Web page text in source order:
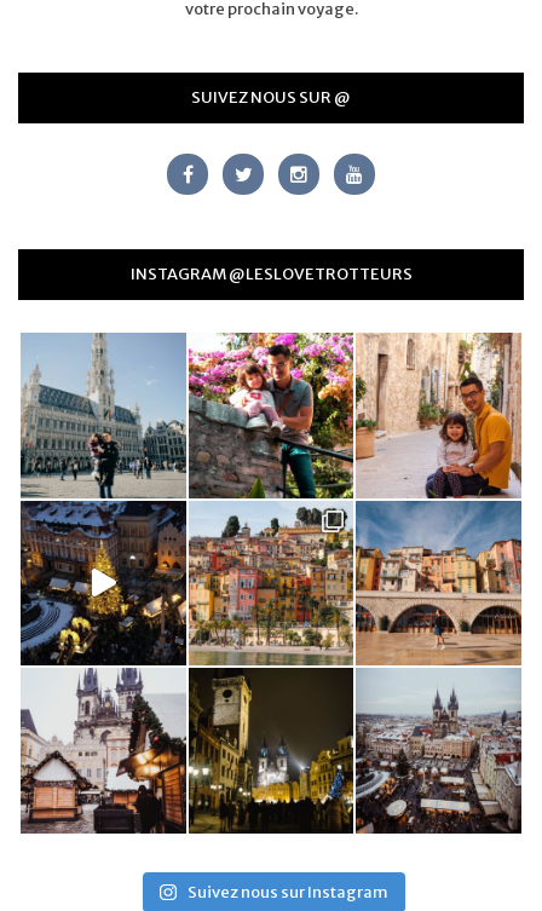
votre prochain voyage.
SUIVEZ NOUS SUR @
INSTAGRAM @LESLOVETROTTEURS
Suivez nous sur Instagram